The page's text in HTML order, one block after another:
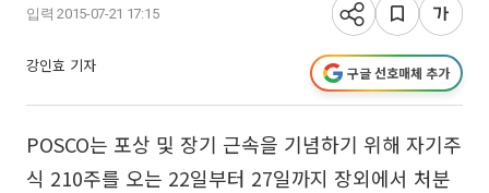
입력 2015-07-21 17:15
강인효 기자 구글 선호매체 추가
POSCO는 포상 및 장기 근속을 기념하기 위해 자기주
식 210주를 오는 22일부터 27일까지 장외에서 처분